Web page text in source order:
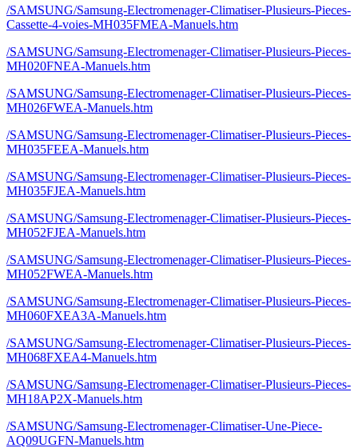
/SAMSUNG/Samsung-Electromenager-Climatiser-Plusieurs-Pieces-
Cassette-4-voies-MH035FMEA-Manuels.htm
/SAMSUNG/Samsung-Electromenager-Climatiser-Plusieurs-Pieces-
MH020FNEA-Manuels.htm
/SAMSUNG/Samsung-Electromenager-Climatiser-Plusieurs-Pieces-
MH026FWEA-Manuels.htm
/SAMSUNG/Samsung-Electromenager-Climatiser-Plusieurs-Pieces-
MH035FEEA-Manuels.htm
/SAMSUNG/Samsung-Electromenager-Climatiser-Plusieurs-Pieces-
MH035FJEA-Manuels.htm
/SAMSUNG/Samsung-Electromenager-Climatiser-Plusieurs-Pieces-
MH052FJEA-Manuels.htm
/SAMSUNG/Samsung-Electromenager-Climatiser-Plusieurs-Pieces-
MH052FWEA-Manuels.htm
/SAMSUNG/Samsung-Electromenager-Climatiser-Plusieurs-Pieces-
MH060FXEA3A-Manuels.htm
/SAMSUNG/Samsung-Electromenager-Climatiser-Plusieurs-Pieces-
MH068FXEA4-Manuels.htm
/SAMSUNG/Samsung-Electromenager-Climatiser-Plusieurs-Pieces-
MH18AP2X-Manuels.htm
/SAMSUNG/Samsung-Electromenager-Climatiser-Une-Piece-
AQ09UGFN-Manuels.htm